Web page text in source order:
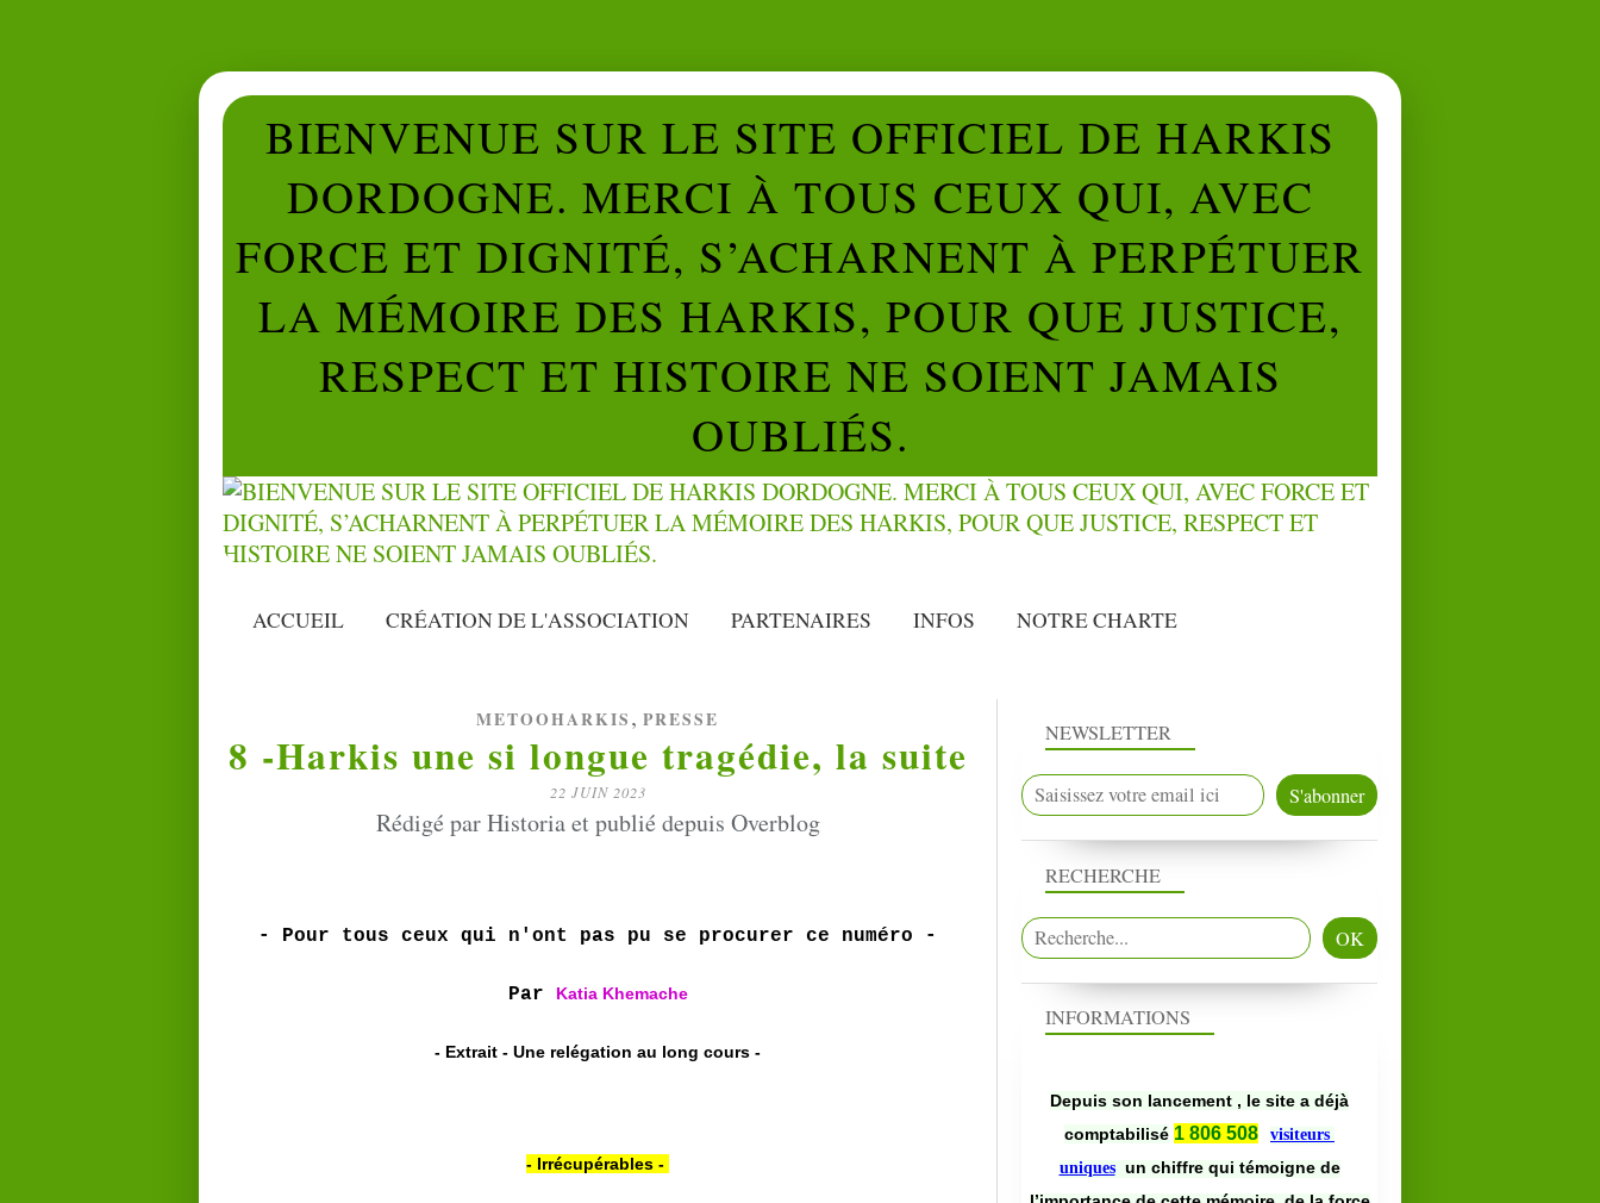
BIENVENUE SUR LE SITE OFFICIEL DE HARKIS
DORDOGNE. MERCI À TOUS CEUX QUI, AVEC
FORCE ET DIGNITÉ, S’ACHARNENT À PERPÉTUER
LA MÉMOIRE DES HARKIS, POUR QUE JUSTICE,
RESPECT ET HISTOIRE NE SOIENT JAMAIS
OUBLIÉS.
ACCUEIL CRÉATION DE L'ASSOCIATION PARTENAIRES INFOS NOTRE CHARTE
METOOHARKIS , PRESSE
8 -Harkis une si longue tragédie, la suite
22 JUIN 2023
Rédigé par Historia et publié depuis Overblog
- Pour tous ceux qui n'ont pas pu se procurer ce numéro -
Par Katia Khemache
- Extrait - Une relégation au long cours -
- Irrécupérables -
NEWSLETTER
RECHERCHE
INFORMATIONS
Depuis son lancement , le site a déjà
comptabilisé 1 806 508
visiteurs
uniques un chiffre qui témoigne de